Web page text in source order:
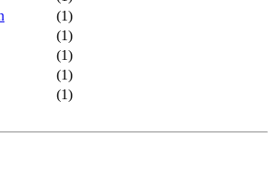
(1)
(1)
(1)
(1)
(1)